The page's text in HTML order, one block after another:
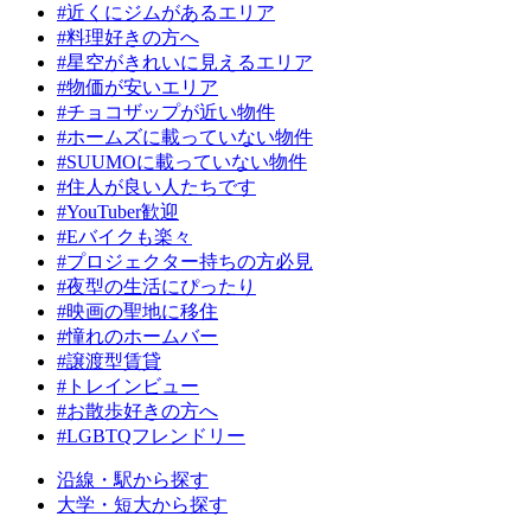
#近くにジムがあるエリア
#料理好きの方へ
#星空がきれいに見えるエリア
#物価が安いエリア
#チョコザップが近い物件
#ホームズに載っていない物件
#SUUMOに載っていない物件
#住人が良い人たちです
#YouTuber歓迎
#Eバイクも楽々
#プロジェクター持ちの方必見
#夜型の生活にぴったり
#映画の聖地に移住
#憧れのホームバー
#譲渡型賃貸
#トレインビュー
#お散歩好きの方へ
#LGBTQフレンドリー
沿線・駅から探す
大学・短大から探す